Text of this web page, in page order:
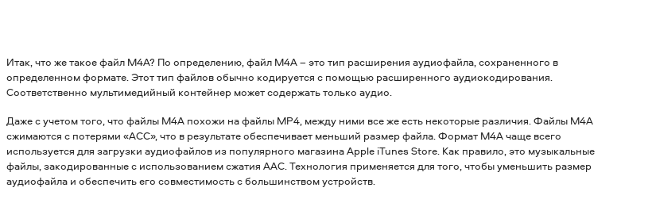
Итак, что же такое файл M4A? По определению, файл M4A – это тип расширения аудиофайла, сохраненного в
определенном формате. Этот тип файлов обычно кодируется с помощью расширенного аудиокодирования.
Соответственно мультимедийный контейнер может содержать только аудио.
Даже с учетом того, что файлы M4A похожи на файлы MP4, между ними все же есть некоторые различия. Файлы M4A
сжимаются с потерями «ACC», что в результате обеспечивает меньший размер файла. Формат M4A чаще всего
используется для загрузки аудиофайлов из популярного магазина Apple iTunes Store. Как правило, это музыкальные
файлы, закодированные с использованием сжатия AAC. Технология применяется для того, чтобы уменьшить размер
аудиофайла и обеспечить его совместимость с большинством устройств.